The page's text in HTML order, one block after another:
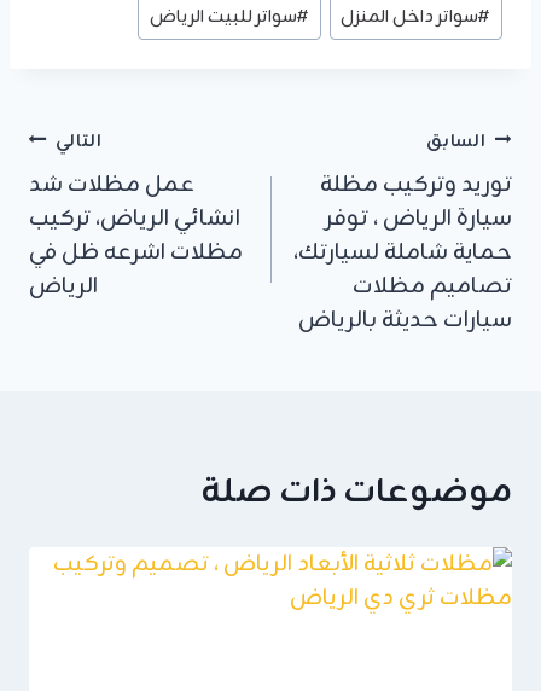
#سواتر داخل المنزل #سواتر للبيت الرياض
تصفّح
المقالات
السابق
توريد وتركيب مظلة
سيارة الرياض ، توفر
حماية شاملة لسيارتك،
تصاميم مظلات
سيارات حديثة بالرياض
التالي
عمل مظلات شد
انشائي الرياض، تركيب
مظلات اشرعه ظل في
الرياض
موضوعات ذات صلة